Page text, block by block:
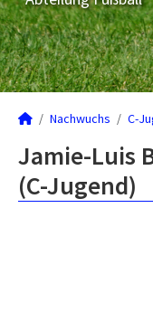
Nachwuchs C-
Jamie-Luis
(C-Jugend)